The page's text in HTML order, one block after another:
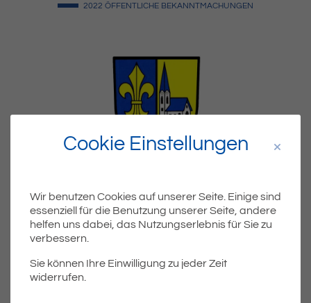
2022 ÖFFENTLICHE BEKANNTMACHUNGEN
Bekanntmachung
Teile Beitrag:
Cookie Einstellungen
Wir benutzen Cookies auf unserer Seite. Einige sind
essenziell für die Benutzung unserer Seite, andere
helfen uns dabei, das Nutzungserlebnis für Sie zu
verbessern.
Sie können Ihre Einwilligung zu jeder Zeit
widerrufen.